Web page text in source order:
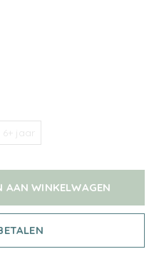
6+ jaar
AAN WINKELWAGEN